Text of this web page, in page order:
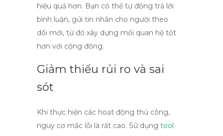
hiệu quả hơn. Bạn có thể tự động trả lời
bình luận, gửi tin nhắn cho người theo
dõi mới, từ đó xây dựng mối quan hệ tốt
hơn với cộng đồng.
Giảm thiểu rủi ro và sai
sót
Khi thực hiện các hoạt động thủ công,
nguy cơ mắc lỗi là rất cao. Sử dụng tool